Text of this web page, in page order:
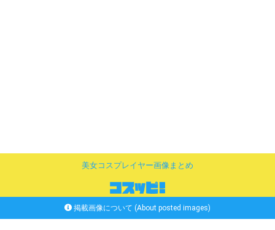
美女コスプレイヤー画像まとめ
掲載画像について (About posted images)